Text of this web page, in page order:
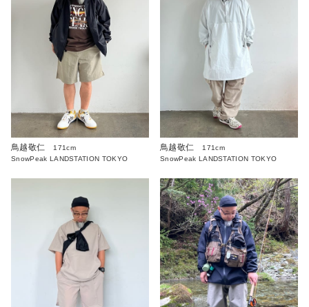
鳥越敬仁
171cm
SnowPeak LANDSTATION TOKYO
鳥越敬仁
171cm
SnowPeak LANDSTATION TOKYO